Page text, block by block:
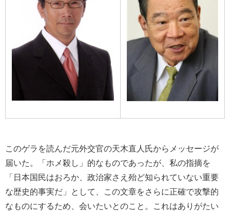
このゲラを読んだ元外交官の天木直人氏からメッセージが
届いた。「ホメ殺し」的なものであったが、私の指摘を
「日本国民はおろか、政治家さえ殆ど知られていない重要
な歴史的事実だ」として、この文章をさらに正確で攻撃的
なものにするため、会いたいとのこと。これはありがたい